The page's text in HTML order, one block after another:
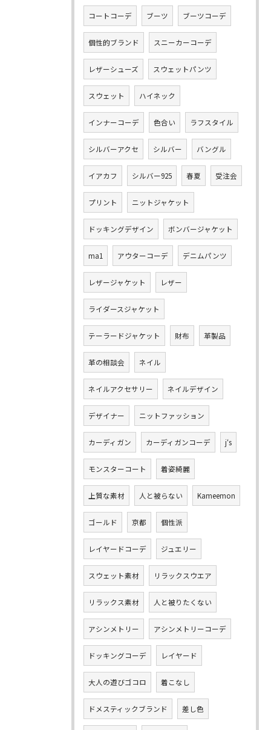
コートコーデ ブーツ ブーツコーデ
個性的ブランド スニーカーコーデ
レザーシューズ スウェットパンツ
スウェット ハイネック
インナーコーデ 色合い ラフスタイル
シルバーアクセ シルバー バングル
イアカフ シルバー925 春夏 受注会
プリント ニットジャケット
ドッキングデザイン ボンバージャケット
ma1 アウターコーデ デニムパンツ
レザージャケット レザー
ライダースジャケット
テーラードジャケット 財布 革製品
革の相談会 ネイル
ネイルアクセサリー ネイルデザイン
デザイナー ニットファッション
カーディガン カーディガンコーデ j‘s
モンスターコート 着姿綺麗
上質な素材 人と被らない Kameemon
ゴールド 京都 個性派
レイヤードコーデ ジュエリー
スウェット素材 リラックスウエア
リラックス素材 人と被りたくない
アシンメトリー アシンメトリーコーデ
ドッキングコーデ レイヤード
大人の遊びゴコロ 着こなし
ドメスティックブランド 差し色